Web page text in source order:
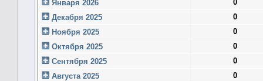
Января 2026
0
Декабря 2025
0
Ноября 2025
0
Октября 2025
0
Сентября 2025
0
Августа 2025
0